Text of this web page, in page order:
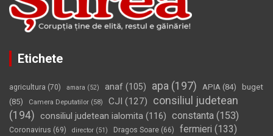
Etichete
agricultura (70) amara (52) anaf (105) apa (197) APIA (84)
buget
(85)
Camera Deputatilor (58) CJI (127)
consiliul judetean
(194) consiliul judetean ialomita (116) constanta (153)
Coronavirus (69) director (51) Dragos Soare (66) fermieri (133)